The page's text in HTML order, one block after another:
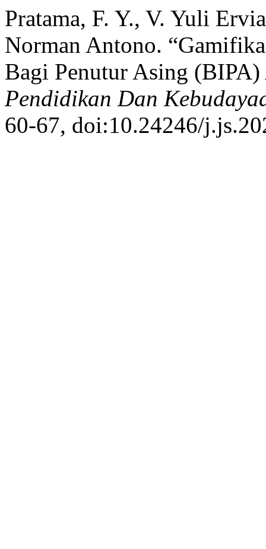
Pratama, F. Y., V. Yuli
Norman Antono.
Bagi Penutur Asing
Pendidikan Dan
60-67, doi:10.24246/